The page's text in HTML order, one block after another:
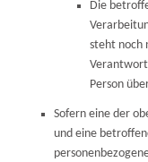
Die
steht noch
Person
Sofern eine der
und eine